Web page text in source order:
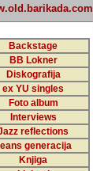
Backstage
BB Lokner
Diskografija
ex YU singles
Foto album
Interviews
reflections
generacija
Knjiga